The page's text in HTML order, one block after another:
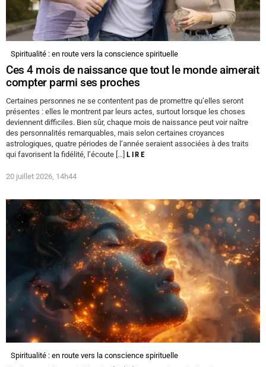
Spiritualité : en route vers la conscience spirituelle
Ces 4 mois de naissance que tout le monde aimerait
compter parmi ses proches
Certaines personnes ne se contentent pas de promettre qu’elles seront
présentes : elles le montrent par leurs actes, surtout lorsque les choses
deviennent difficiles. Bien sûr, chaque mois de naissance peut voir naître
des personnalités remarquables, mais selon certaines croyances
astrologiques, quatre périodes de l’année seraient associées à des traits
qui favorisent la fidélité, l’écoute […] LIRE
20 juillet 2026, 14h44
Spiritualité : en route vers la conscience spirituelle